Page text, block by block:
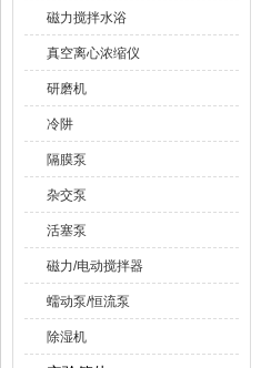
磁力搅拌水浴
真空离心浓缩仪
研磨机
冷阱
隔膜泵
杂交泵
活塞泵
磁力/电动搅拌器
蠕动泵/恒流泵
除湿机